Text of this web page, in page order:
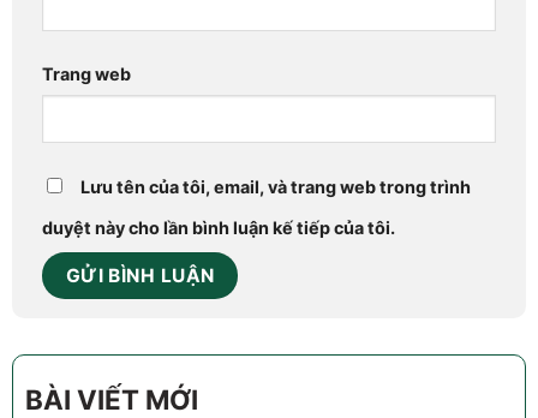
Trang web
Lưu tên của tôi, email, và trang web trong trình
duyệt này cho lần bình luận kế tiếp của tôi.
BÀI VIẾT MỚI